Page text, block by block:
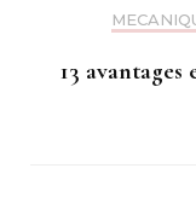
13